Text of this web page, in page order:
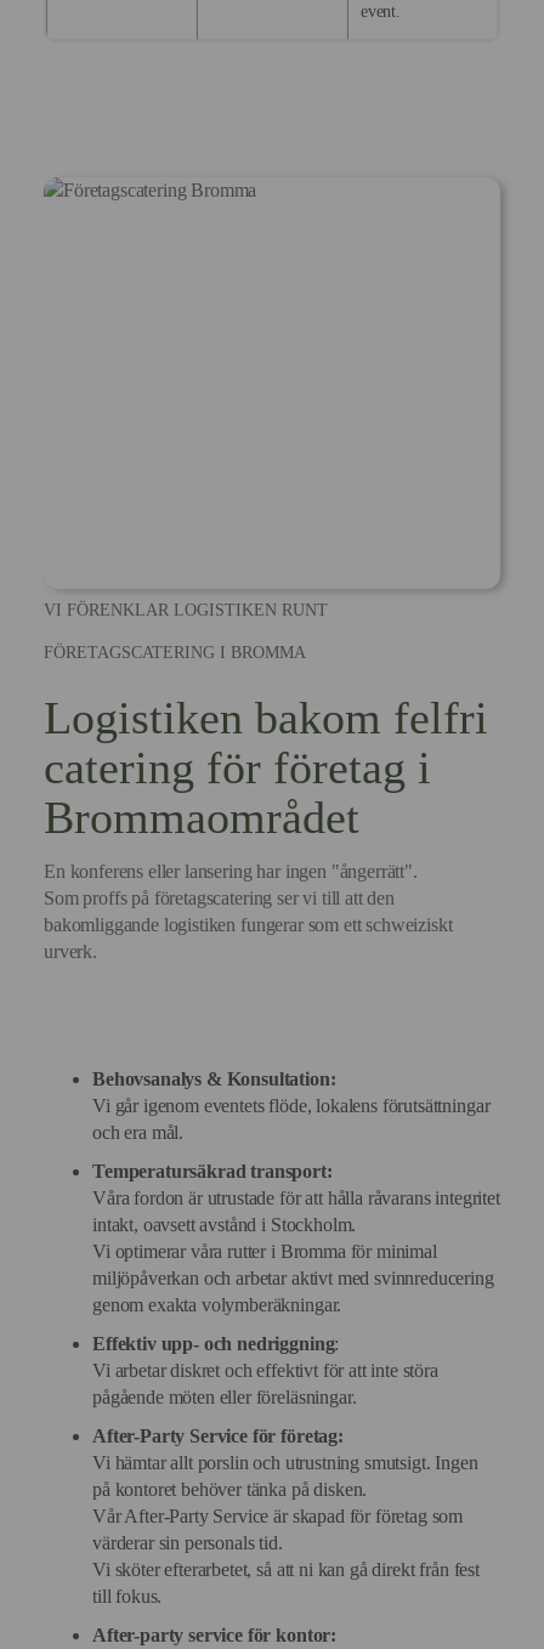
event.
VI FÖRENKLAR LOGISTIKEN RUNT
FÖRETAGSCATERING I BROMMA
Logistiken bakom felfri
catering för företag i
Brommaområdet
En konferens eller lansering har ingen "ångerrätt".
Som proffs på företagscatering ser vi till att den
bakomliggande logistiken fungerar som ett schweiziskt
urverk.
Behovsanalys & Konsultation:
Vi går igenom eventets flöde, lokalens förutsättningar
och era mål.
Temperatursäkrad transport:
Våra fordon är utrustade för att hålla råvarans integritet
intakt, oavsett avstånd i Stockholm.
Vi optimerar våra rutter i Bromma för minimal
miljöpåverkan och arbetar aktivt med svinnreducering
genom exakta volymberäkningar.
Effektiv upp- och nedriggning:
Vi arbetar diskret och effektivt för att inte störa
pågående möten eller föreläsningar.
After-Party Service för företag:
Vi hämtar allt porslin och utrustning smutsigt. Ingen
på kontoret behöver tänka på disken.
Vår After-Party Service är skapad för företag som
värderar sin personals tid.
Vi sköter efterarbetet, så att ni kan gå direkt från fest
till fokus.
After-party service för kontor: